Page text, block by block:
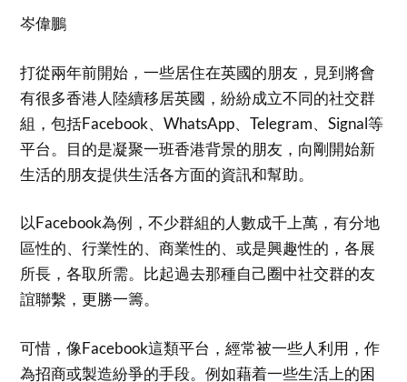
岑偉鵬
打從兩年前開始，一些居住在英國的朋友，見到將會
有很多香港人陸續移居英國，紛紛成立不同的社交群
組，包括Facebook、WhatsApp、Telegram、Signal等
平台。目的是凝聚一班香港背景的朋友，向剛開始新
生活的朋友提供生活各方面的資訊和幫助。
以Facebook為例，不少群組的人數成千上萬，有分地
區性的、行業性的、商業性的、或是興趣性的，各展
所長，各取所需。比起過去那種自己圈中社交群的友
誼聯繫，更勝一籌。
可惜，像Facebook這類平台，經常被一些人利用，作
為招商或製造紛爭的手段。例如藉着一些生活上的困